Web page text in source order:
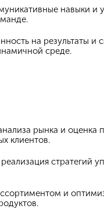
навыки и
на результаты и
среде.
рынка и оценка
клиентов.
стратегий
и